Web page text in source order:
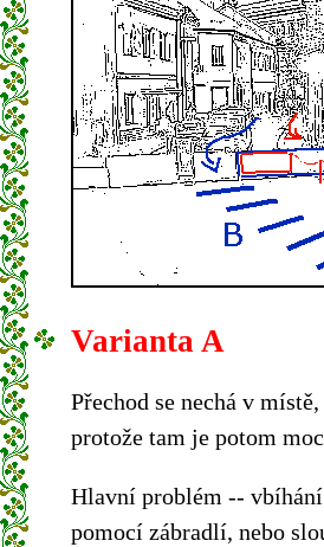
Varianta A
Přechod se nechá v
protože tam je potom
Hlavní problém --
pomocí zábradlí, nebo